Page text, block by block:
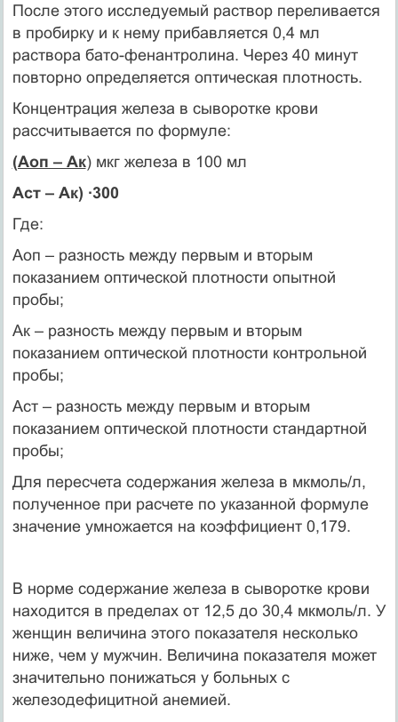
После этого исследуемый раствор переливается
в пробирку и к нему прибавляется 0,4 мл
раствора бато-фенантролина. Через 40 минут
повторно определяется оптическая плотность.
Концентрация железа в сыворотке крови
рассчитывается по формуле:
(Аоп – Ак) мкг железа в 100 мл
Аст – Ак) ∙300
Где:
Аоп – разность между первым и вторым
показанием оптической плотности опытной
пробы;
Ак – разность между первым и вторым
показанием оптической плотности контрольной
пробы;
Аст – разность между первым и вторым
показанием оптической плотности стандартной
пробы;
Для пересчета содержания железа в мкмоль/л,
полученное при расчете по указанной формуле
значение умножается на коэффициент 0,179.
В норме содержание железа в сыворотке крови
находится в пределах от 12,5 до 30,4 мкмоль/л. У
женщин величина этого показателя несколько
ниже, чем у мужчин. Величина показателя может
значительно понижаться у больных с
железодефицитной анемией.